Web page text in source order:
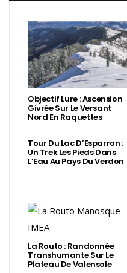
Objectif Lure : Ascension
Givrée Sur Le Versant
Nord En Raquettes
Tour Du Lac D’Esparron :
Un Trek Les Pieds Dans
L’Eau Au Pays Du Verdon
La Routo : Randonnée
Transhumante Sur Le
Plateau De Valensole